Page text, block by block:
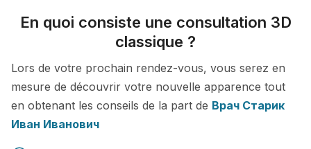
En quoi consiste une consultation 3D
classique ?
Lors de votre prochain rendez-vous, vous serez en
mesure de découvrir votre nouvelle apparence tout
en obtenant les conseils de la part de Врач Старик
Иван Иванович